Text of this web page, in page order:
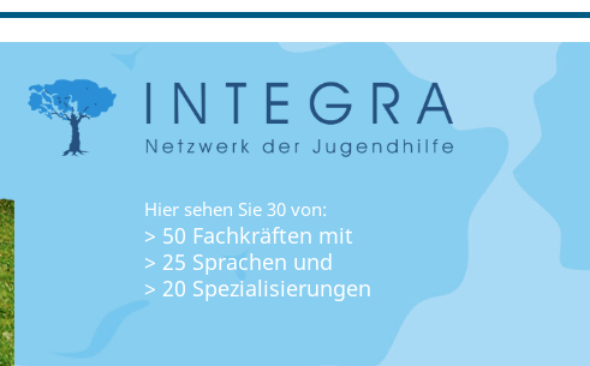
Hier sehen Sie 30 von:
> 50 Fachkräften mit
> 25 Sprachen und
> 20 Spezialisierungen